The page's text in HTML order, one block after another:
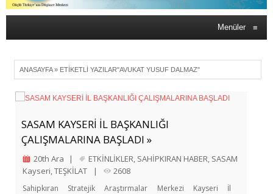
Menüler ≡
ANASAYFA» ETIKETLI YAZILAR"AVUKAT YUSUF DALMAZ"
SASAM KAYSERİ İL BAŞKANLIĞI
ÇALIŞMALARINA BAŞLADI »
20th Ara | ETKİNLİKLER SAHİPKIRAN HABER SASAM
Kayseri TEŞKİLAT | 2608
Sahipkıran Stratejik Araştırmalar Merkezi Kayseri İl